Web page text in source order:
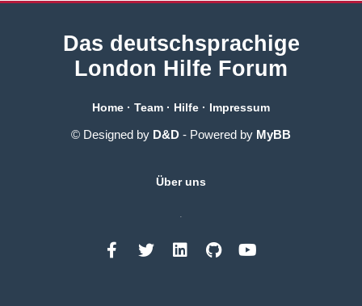
Das deutschsprachige
London Hilfe Forum
Home · Team · Hilfe · Impressum
© Designed by D&D - Powered by MyBB
Über uns
.